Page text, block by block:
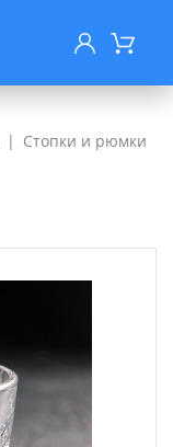
Стопки и рюмки